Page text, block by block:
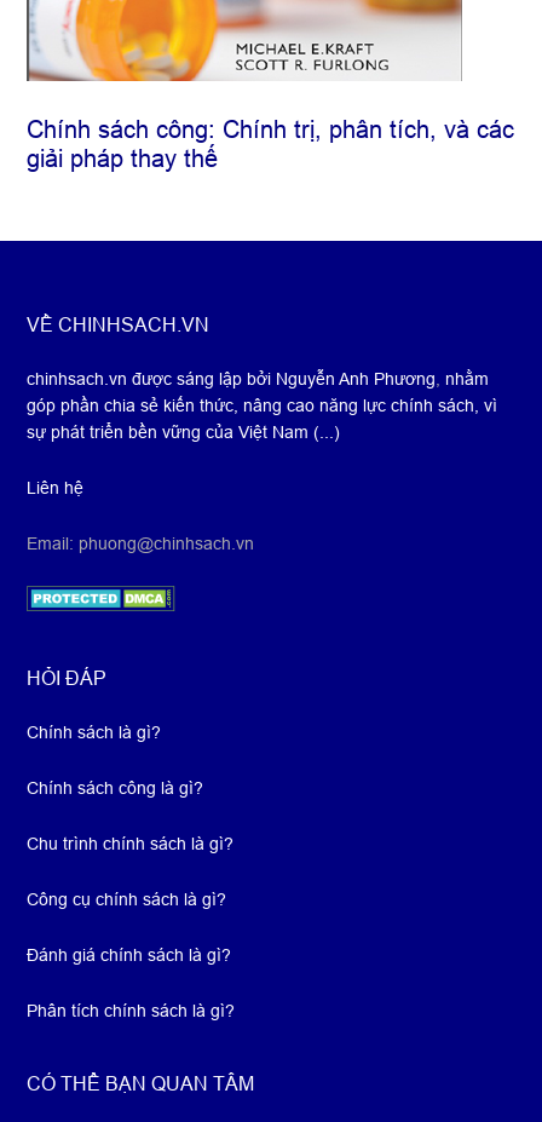
Chính sách công: Chính trị, phân tích, và các
giải pháp thay thế
Footer
VỀ CHINHSACH.VN
chinhsach.vn được sáng lập bởi Nguyễn Anh Phương
nhằm
góp phần chia sẻ kiến thức, nâng cao năng lực chính sách, vì
sự phát triển bền vững của Việt Nam (...)
Liên hệ
Email: phuong@chinhsach.vn
HỎI ĐÁP
Chính sách là gì?
Chính sách công là gì?
Chu trình chính sách là gì?
Công cụ chính sách là gì?
Đánh giá chính sách là gì?
Phân tích chính sách là gì?
CÓ THỂ BẠN QUAN TÂM